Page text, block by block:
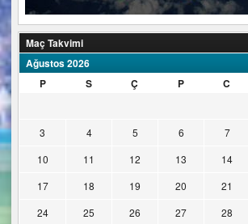
Maç Takvimi
Ağustos 2026
P
S Ç P C
3
4 5 6 7
10 11 12 13 14
17
18 19 20 21
24
25 26 27 28